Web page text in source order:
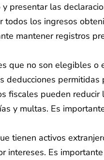
presentar las
todos los ingresos
mantener registros
que no son elegibles
deducciones permitidas
fiscales pueden
y multas. Es
tienen activos
intereses. Es